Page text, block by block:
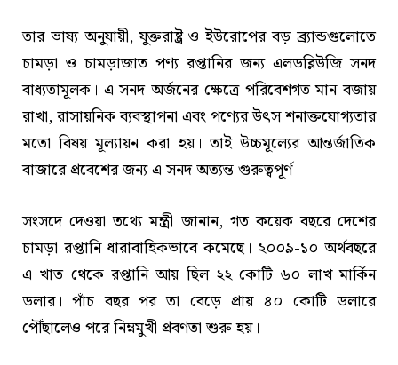
তার ভাষ্য অনুযায়ী, যুক্তরাষ্ট্র ও ইউরোপের বড় ব্র্যান্ডগুলোতে
চামড়া ও চামড়াজাত পণ্য রপ্তানির জন্য এলডব্লিউজি সনদ
বাধ্যতামূলক। এ সনদ অর্জনের ক্ষেত্রে পরিবেশগত মান বজায়
রাখা, রাসায়নিক ব্যবস্থাপনা এবং পণ্যের উৎস শনাক্তযোগ্যতার
মতো বিষয় মূল্যায়ন করা হয়। তাই উচ্চমূল্যের আন্তর্জাতিক
বাজারে প্রবেশের জন্য এ সনদ অত্যন্ত গুরুত্বপূর্ণ।
সংসদে দেওয়া তথ্যে মন্ত্রী জানান, গত কয়েক বছরে দেশের
চামড়া রপ্তানি ধারাবাহিকভাবে কমেছে। ২০০৯-১০ অর্থবছরে
এ খাত থেকে রপ্তানি আয় ছিল ২২ কোটি ৬০ লাখ মার্কিন
ডলার। পাঁচ বছর পর তা বেড়ে প্রায় ৪০ কোটি ডলারে
পৌঁছালেও পরে নিম্নমুখী প্রবণতা শুরু হয়।